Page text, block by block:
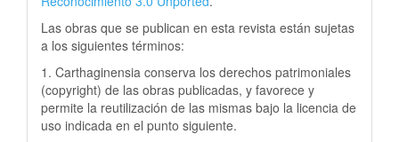
Las obras que se publican en esta revista están sujetas
a los siguientes términos:
1. Carthaginensia conserva los derechos patrimoniales
(copyright) de las obras publicadas, y favorece y
permite la reutilización de las mismas bajo la licencia de
uso indicada en el punto siguiente.